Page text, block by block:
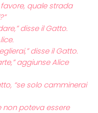
quale strada
disse il Gatto.
disse il Gatto.
aggiunse Alice
“se solo camminerai
non poteva essere